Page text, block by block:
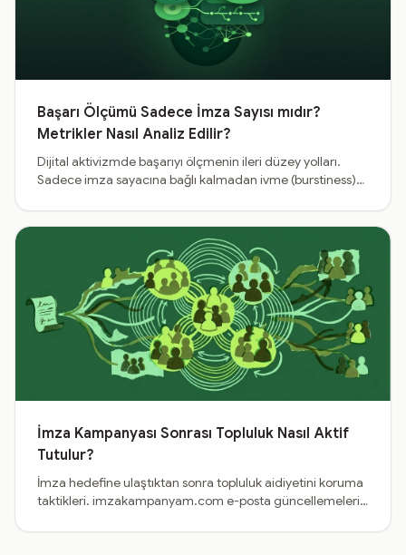
Başarı Ölçümü Sadece İmza Sayısı mıdır?
Metrikler Nasıl Analiz Edilir?
Dijital aktivizmde başarıyı ölçmenin ileri düzey yolları.
Sadece imza sayacına bağlı kalmadan ivme (burstiness)
İmza Kampanyası Sonrası Topluluk Nasıl Aktif
Tutulur?
İmza hedefine ulaştıktan sonra topluluk aidiyetini koruma
taktikleri. imzakampanyam.com e-posta güncellemeleri,
aktivizm entegrasyonu.